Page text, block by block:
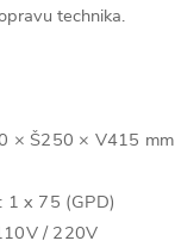
technika.
× Š250 × V415 mm
1 x 75 (GPD)
/ 220V